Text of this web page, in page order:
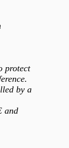
protect
by a
and